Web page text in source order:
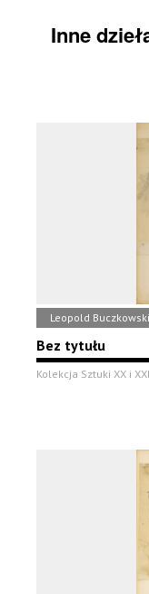
Inne
Leopold Buczkowski
Bez tytułu
Kolekcja Sztuki XX i